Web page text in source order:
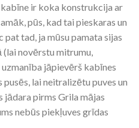
ir koka konstrukcija ar
pūs, kad tai pieskaras un
tad, ja mūsu pamata sijas
novērstu mitrumu,
jāpievērš kabīnes
lai neitralizētu puves un
jādara pirms Grila mājas
nebūs piekļuves grīdas